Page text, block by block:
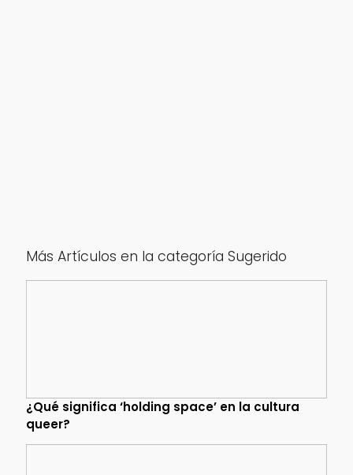
Más Artículos en la categoría Sugerido
¿Qué significa ‘holding space’ en la cultura
queer?